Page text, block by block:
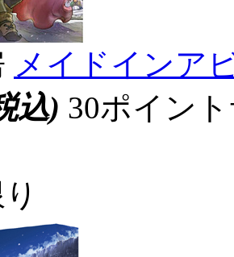
メイドインア
込) 30ポイン